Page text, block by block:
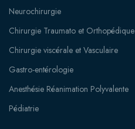
Neurochirurgie
Chirurgie Traumato et Orthopédique
Chirurgie viscérale et Vasculaire
Gastro-entérologie
Anesthésie Réanimation Polyvalente
Pédiatrie